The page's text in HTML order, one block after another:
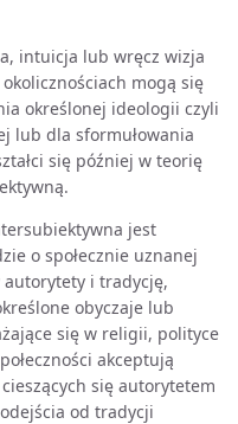
intuicja lub wręcz wizja
mogą się
określonej ideologii czyli
lub dla sformułowania
się później w teorię
jest
o społecznie uznanej
i tradycję,
obyczaje lub
się w religii, polityce
akceptują
się autorytetem
od tradycji